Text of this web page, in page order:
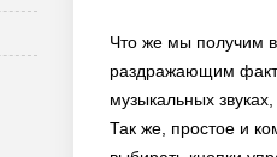
Что же мы получим
раздражающим
музыкальных
Так же, простое и